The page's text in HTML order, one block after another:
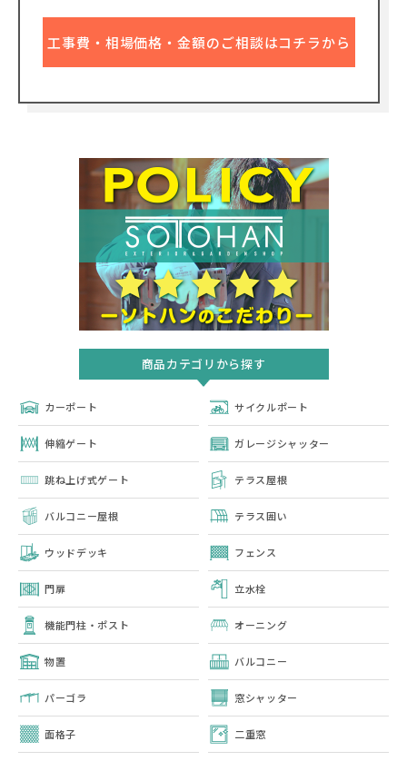
工事費・相場価格・金額のご相談はコチラから
商品カテゴリから探す
カーポート サイクルポート
伸縮ゲート ガレージシャッター
跳ね上げ式ゲート テラス屋根
バルコニー屋根 テラス囲い
ウッドデッキ フェンス
門扉 立水栓
機能門柱・ポスト オーニング
物置 バルコニー
パーゴラ 窓シャッター
面格子 二重窓